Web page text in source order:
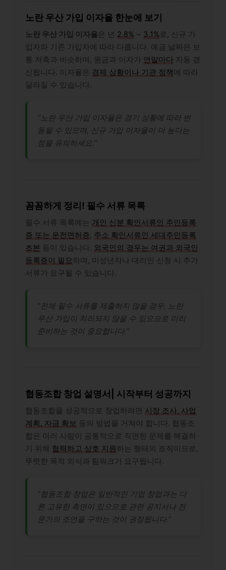
노란 우산 가입 이자율 한눈에 보기
노란 우산 가입 이자율은 년 2.8% ~ 3.1% 로, 신규 가
입자와 기존 가입자에 따라 다릅니다. 예금 날짜은 보
통 저축과 비슷하며, 원금과 이자가 연말마다 자동 갱
신됩니다. 이자율은 경제 상황이나 기관 정책에 따라
달라질 수 있습니다.
“노란 우산 가입 이자율은 경기 상황에 따라 변
동될 수 있으며, 신규 가입 이자율이 더 높다는
점을 유의하세요.”
꼼꼼하게 정리! 필수 서류 목록
필수 서류 목록에는 개인 신분 확인서류인 주민등록
증 또는 운전면허증 주소 확인서류인 세대주민등록
초본 등이 있습니다.
외국인의 경우는 여권과 외국인
등록증이 필요하며, 미성년자나 대리인 신청 시 추가
서류가 요구될 수 있습니다.
“전체 필수 서류를 제출하지 않을 경우, 노란
우산 가입이 처리되지 않을 수 있으므로 미리
준비하는 것이 중요합니다.”
협동조합 창업 설명서| 시작부터 성공까지
협동조합을 성공적으로 창업하려면 시장 조사, 사업
계획, 자금 확보 등의 방법을 거쳐야 합니다. 협동조
합은 여러 사람이 공통적으로 직면한 문제를 해결하
기 위해 협력하고 상호 지원하는 형태의 조직이므로,
뚜렷한 목적 의식과 팀워크가 요구됩니다.
“협동조합 창업은 일반적인 기업 창업과는 다
른 고유한 측면이 있으므로 관련 공지서나 전
문가의 조언을 구하는 것이 권장됩니다.”